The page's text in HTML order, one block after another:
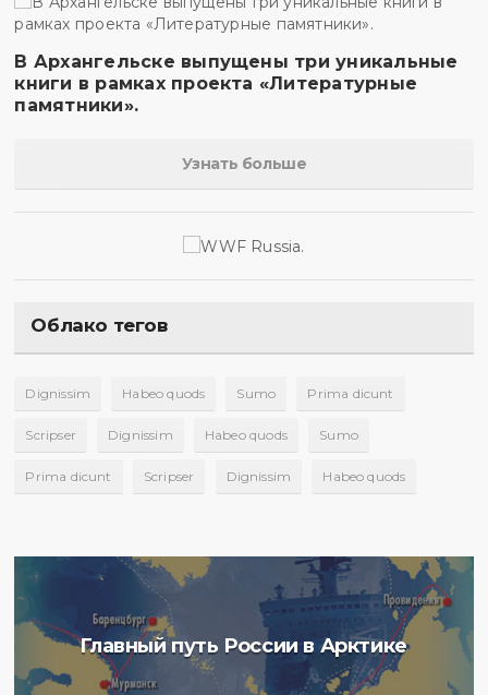
В Архангельске выпущены три уникальные
книги в рамках проекта «Литературные
памятники».
Узнать больше
Облако тегов
Dignissim Habeo quods Sumo Prima dicunt
Scripser Dignissim Habeo quods Sumo
Prima dicunt Scripser Dignissim Habeo quods
Главный путь России в Арктике